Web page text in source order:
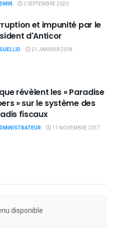
2 SEPTEMBRE 2020
et impunité par le
d'Anticor
21 JANVIER 2018
révèlent les « Paradise
» sur le système des
fiscaux
11 NOVEMBRE 2017
disponible